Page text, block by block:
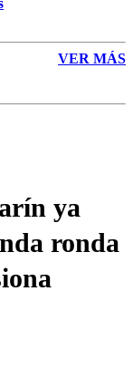
VER MÁS
ya
ronda